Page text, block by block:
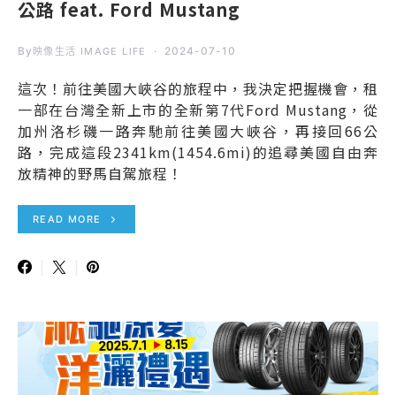
公路 feat. Ford Mustang
By 映像生活 IMAGE LIFE 2024-07-10
這次！前往美國大峽谷的旅程中，我決定把握機會，租
一部在台灣全新上市的全新第7代Ford Mustang，從
加州洛杉磯一路奔馳前往美國大峽谷，再接回66公
路，完成這段2341km(1454.6mi)的追尋美國自由奔
放精神的野馬自駕旅程！
READ MORE